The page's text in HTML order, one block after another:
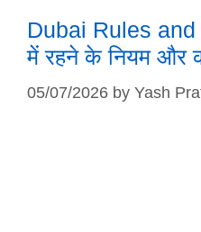
Dubai Rules
में रहने के नियम और
05/07/2026 by Yash